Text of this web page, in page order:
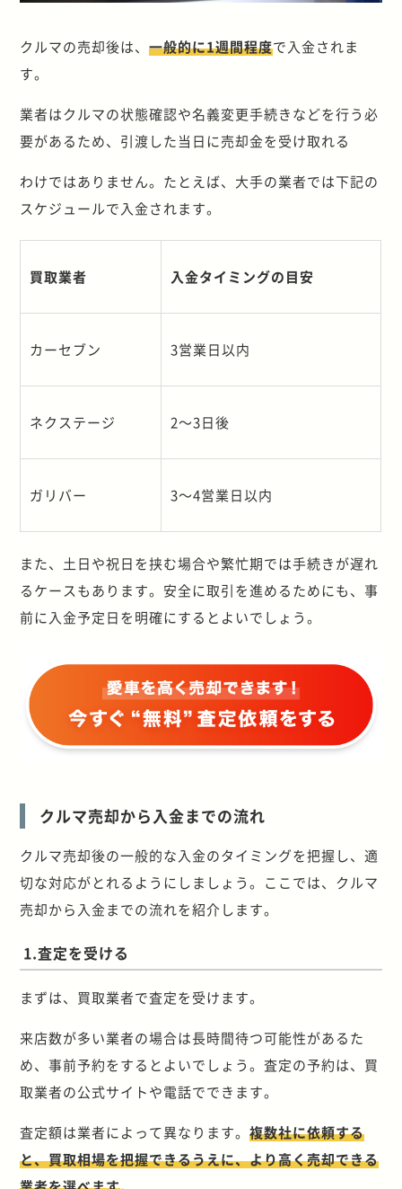
クルマの売却後は、一般的に1週間程度で入金されま
す。
業者はクルマの状態確認や名義変更手続きなどを行う必
要があるため、引渡した当日に売却金を受け取れる
わけではありません。たとえば、大手の業者では下記の
スケジュールで入金されます。
買取業者 入金タイミングの目安
カーセブン 3営業日以内
ネクステージ 2～3日後
ガリバー 3～4営業日以内
また、土日や祝日を挟む場合や繁忙期では手続きが遅れ
るケースもあります。安全に取引を進めるためにも、事
前に入金予定日を明確にするとよいでしょう。
クルマ売却から入金までの流れ
クルマ売却後の一般的な入金のタイミングを把握し、適
切な対応がとれるようにしましょう。ここでは、クルマ
売却から入金までの流れを紹介します。
1.査定を受ける
まずは、買取業者で査定を受けます。
来店数が多い業者の場合は長時間待つ可能性があるた
め、事前予約をするとよいでしょう。査定の予約は、買
取業者の公式サイトや電話でできます。
査定額は業者によって異なります。複数社に依頼する
と、買取相場を把握できるうえに、より高く売却できる